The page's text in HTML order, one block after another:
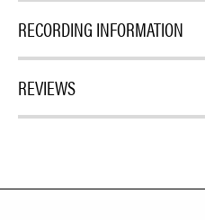
RECORDING INFORMATION
REVIEWS